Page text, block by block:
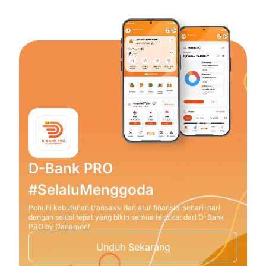
D-Bank PRO
#SelaluMenggoda
Penuhi kebutuhan transaksi dan atur finansial sehari-hari
dengan solusi tepat yang bikin semua terpikat dari D-Bank
PRO by Danamon!
Unduh Sekarang